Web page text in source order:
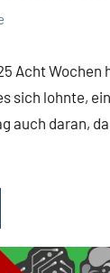
Acht
sich lohnte,
auch daran,